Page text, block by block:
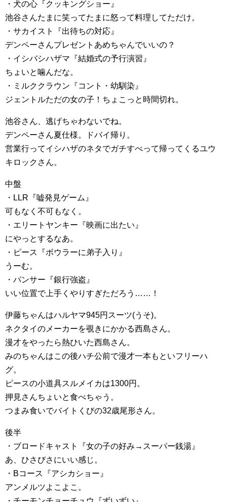
・犬の心『クッキングショー』
池谷さんたまに笑ってたまに怒って料理してただけ。
・サカイスト『出待ちの対応』
デンペーさんプレゼントあめちゃんでいいの？
・イシバシハザマ『結婚式の予行演習』
ちょいと噛んだな。
・ミルククラウン『コント・幼馴染』
ジェントルただの女の子！ちょこっと時間切れ。
池谷さん、逃げちゃわないでね。
デンペーさん夏仕様。ドバイ帰り。
営業行ってイシハザのネタでガチすべって帰ってくるユウ
キロックさん。
中盤
・LLR『嘘発見ゲーム』
可もなく不可もなく。
・エリートヤンキー『映画に出たい』
にやっとするなあ。
・ピース『ボウラーに弟子入り』
うーむ。
・パンサー『銀行強盗』
いい位置で上手くやりすぎただろう……！
伊藤ちゃんはハルヤマ945円スーツ(うそ)。
ネクタイのメーカーを覗きにかかる西島さん。
漫才をやったら熱ひいた西島さん。
みのちゃんはこの後ハチ公前で漫才一本もといフリーハ
グ。
ピースの小道具スルメイカは1300円。
押見さんちょいと食べちゃう。
つまみ食いでバイトくびの32歳尾形さん。
後半
・ブロードキャスト『女の子の好み→スーパー銭湯』
あ、ひさびさにいい感じ。
・Bコース『アシカショー』
アンメルツよこよこ。